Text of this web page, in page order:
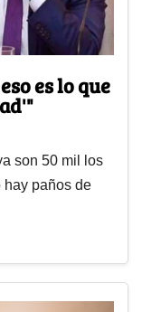
es lo que
son 50 mil los
hay paños de